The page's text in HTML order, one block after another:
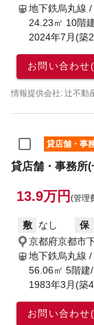
地下鉄烏丸線 /
24.23㎡ 10階
2024年7月(築
お問い合わせ
情報提供会社: 辻不動
貸店舗・事
貸店舗・事務所(
13.9万円 (管理
敷 なし 保
京都府京都市
地下鉄烏丸線 /
56.06㎡ 5階建
1983年3月(築
お問い合わせ